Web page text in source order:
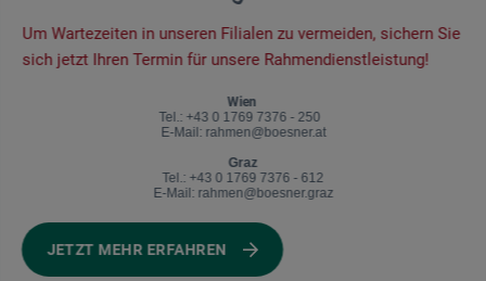
​Um Wartezeiten in unseren Filialen zu vermeiden, sichern Sie
sich jetzt Ihren Termin für unsere Rahmendienstleistung!
Wien
Tel.: +43 0 1769 7376 - 250
E-Mail: rahmen@boesner.at
Graz
Tel.: +43 0 1769 7376 - 612
E-Mail: rahmen@boesner.graz
JETZT MEHR ERFAHREN